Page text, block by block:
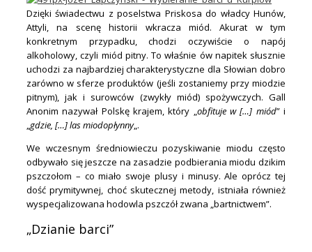
Dzięki świadectwu z poselstwa Priskosa do władcy Hunów,
Attyli, na scenę historii wkracza miód. Akurat w tym
konkretnym przypadku, chodzi oczywiście o napój
alkoholowy, czyli miód pitny. To właśnie ów napitek słusznie
uchodzi za najbardziej charakterystyczne dla Słowian dobro
zarówno w sferze produktów (jeśli zostaniemy przy miodzie
pitnym), jak i surowców (zwykły miód) spożywczych. Gall
Anonim nazywał Polskę krajem, który „obfituje w […] miód” i
„gdzie, […] las miodopłynny„.
We wczesnym średniowieczu pozyskiwanie miodu często
odbywało się jeszcze na zasadzie podbierania miodu dzikim
pszczołom – co miało swoje plusy i minusy. Ale oprócz tej
dość prymitywnej, choć skutecznej metody, istniała również
wyspecjalizowana hodowla pszczół zwana „bartnictwem”.
„Dzianie barci”